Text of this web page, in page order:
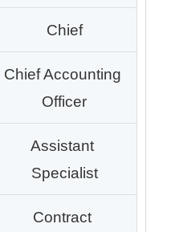
Chief
Chief Accounting
Officer
Assistant
Specialist
Contract